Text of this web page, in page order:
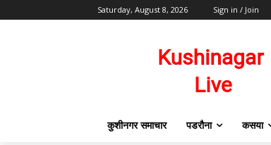
Saturday, August 8, 2026 Sign in / Join
कुशीनगर समाचार पडरौना कसया